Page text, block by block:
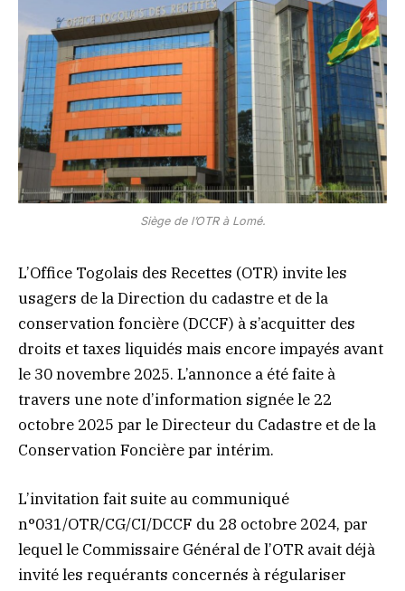
Siège de l’OTR à Lomé.
L’Office Togolais des Recettes (OTR) invite les
usagers de la Direction du cadastre et de la
conservation foncière (DCCF) à s’acquitter des
droits et taxes liquidés mais encore impayés avant
le 30 novembre 2025. L’annonce a été faite à
travers une note d’information signée le 22
octobre 2025 par le Directeur du Cadastre et de la
Conservation Foncière par intérim.
L’invitation fait suite au communiqué
n°031/OTR/CG/CI/DCCF du 28 octobre 2024, par
lequel le Commissaire Général de l’OTR avait déjà
invité les requérants concernés à régulariser